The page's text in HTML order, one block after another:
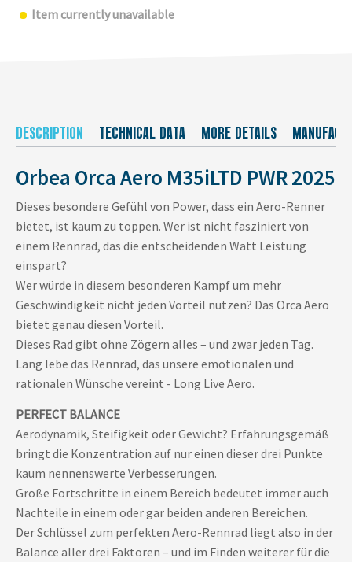
Item currently unavailable
DESCRIPTION TECHNICAL DATA MORE DETAILS
Orbea Orca Aero M35iLTD PWR 2025
Dieses besondere Gefühl von Power, dass ein Aero-Renner
bietet, ist kaum zu toppen. Wer ist nicht fasziniert von
einem Rennrad, das die entscheidenden Watt Leistung
einspart?
Wer würde in diesem besonderen Kampf um mehr
Geschwindigkeit nicht jeden Vorteil nutzen? Das Orca Aero
bietet genau diesen Vorteil.
Dieses Rad gibt ohne Zögern alles – und zwar jeden Tag.
Lang lebe das Rennrad, das unsere emotionalen und
rationalen Wünsche vereint - Long Live Aero.
PERFECT BALANCE
Aerodynamik, Steifigkeit oder Gewicht? Erfahrungsgemäß
bringt die Konzentration auf nur einen dieser drei Punkte
kaum nennenswerte Verbesserungen.
Große Fortschritte in einem Bereich bedeutet immer auch
Nachteile in einem oder gar beiden anderen Bereichen.
Der Schlüssel zum perfekten Aero-Rennrad liegt also in der
Balance aller drei Faktoren – und im Finden weiterer für die